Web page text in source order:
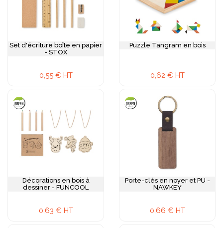
Set d'écriture boîte en papier
- STOX
0,55 € HT
Puzzle Tangram en bois
0,62 € HT
Décorations en bois à
dessiner - FUNCOOL
0,63 € HT
Porte-clés en noyer et PU -
NAWKEY
0,66 € HT